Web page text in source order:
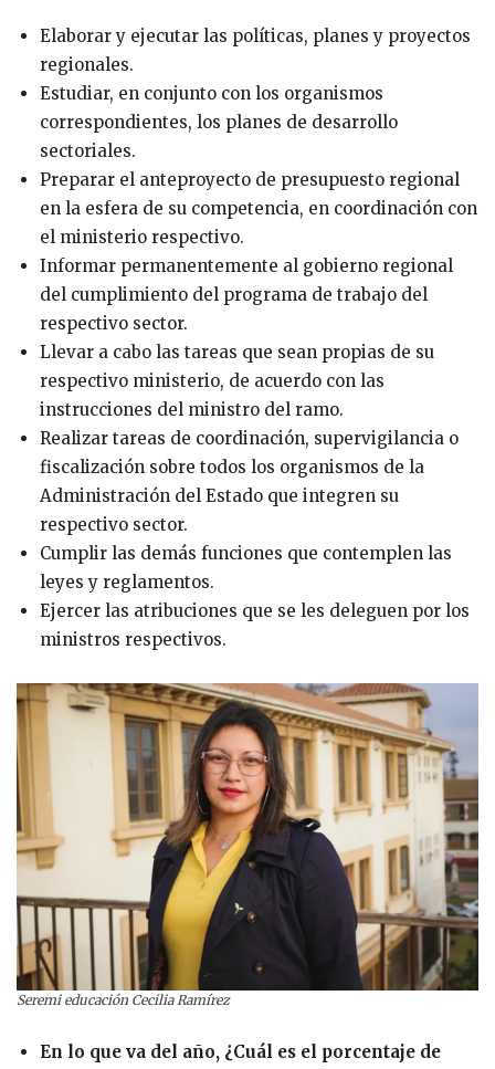
Elaborar y ejecutar las políticas, planes y proyectos
regionales.
Estudiar, en conjunto con los organismos
correspondientes, los planes de desarrollo
sectoriales.
Preparar el anteproyecto de presupuesto regional
en la esfera de su competencia, en coordinación con
el ministerio respectivo.
Informar permanentemente al gobierno regional
del cumplimiento del programa de trabajo del
respectivo sector.
Llevar a cabo las tareas que sean propias de su
respectivo ministerio, de acuerdo con las
instrucciones del ministro del ramo.
Realizar tareas de coordinación, supervigilancia o
fiscalización sobre todos los organismos de la
Administración del Estado que integren su
respectivo sector.
Cumplir las demás funciones que contemplen las
leyes y reglamentos.
Ejercer las atribuciones que se les deleguen por los
ministros respectivos.
Seremi educación Cecilia Ramírez
En lo que va del año, ¿Cuál es el porcentaje de